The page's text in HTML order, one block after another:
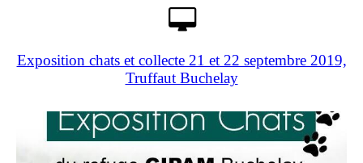
Exposition chats et collecte 21 et 22 septembre 2019,
Truffaut Buchelay